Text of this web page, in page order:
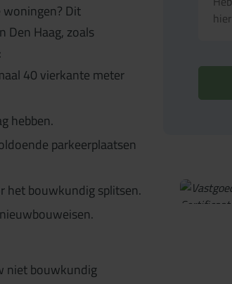
Dit
Den Haag, zoals
40 vierkante meter
hebben.
parkeerplaatsen
het bouwkundig splitsen.
niet bouwkundig